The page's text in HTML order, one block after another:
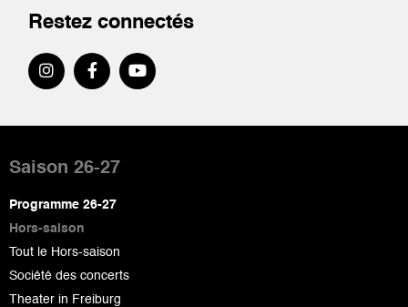
Restez connectés
de
page
Saison 26-27
Programme 26-27
Hors-saison
Tout le Hors-saison
Société des concerts
Theater in Freiburg